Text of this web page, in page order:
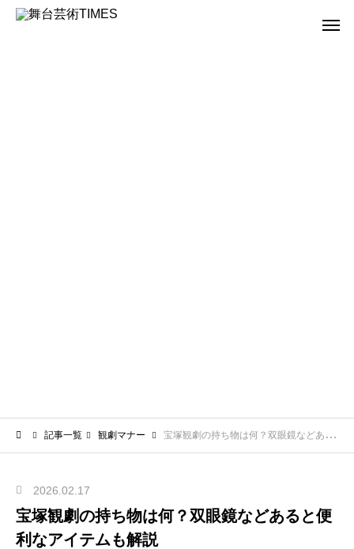
記事一覧 観劇マナー 宝塚観劇の持ち物は何？双眼鏡などあると便利なアイテムも解説
2026.02.17
宝塚観劇の持ち物は何？双眼鏡などあると便
利なアイテムも解説